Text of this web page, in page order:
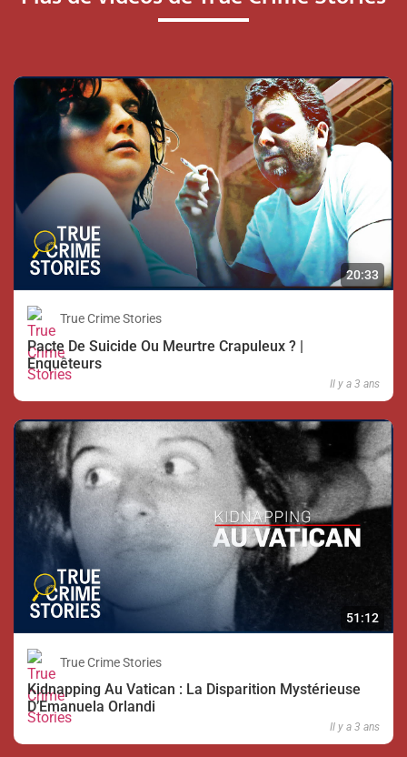
20:33
True Crime Stories
Pacte De Suicide Ou Meurtre Crapuleux ? |
Enquêteurs
Il y a 3 ans
51:12
True Crime Stories
Kidnapping Au Vatican : La Disparition Mystérieuse
D’Emanuela Orlandi
Il y a 3 ans